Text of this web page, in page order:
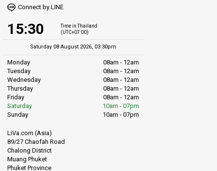
Connect by LINE
15:30
Time in Thailand
(UTC+07:00)
Saturday 08 August 2026, 03:30pm
Monday
08am - 12am
Tuesday
08am - 12am
Wednesday
08am - 12am
Thursday
08am - 12am
Friday
08am - 12am
Saturday
10am - 07pm
Sunday
10am - 07pm
LiVa.com (Asia)
89/27 Chaofah Road
Chalong District
Muang Phuket
Phuket Province